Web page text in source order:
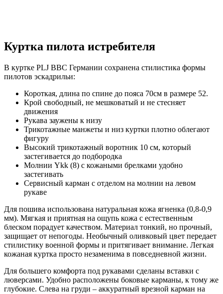
Куртка пилота истребителя
В куртке PLJ ВВС Германии сохранена стилистика формы
пилотов эскадрильи:
Короткая, длина по спине до пояса 70см в размере 52.
Крой свободный, не мешковатый и не стесняет
движения
Рукава заужены к низу
Трикотажные манжеты и низ куртки плотно облегают
фигуру
Высокий трикотажный воротник 10 см, который
застегивается до подбородка
Молнии Ykk (8) с кожаными брелками удобно
застегивать
Сервисный карман с отделом на молнии на левом
рукаве
Для пошива использована натуральная кожа ягненка (0,8-0,9
мм). Мягкая и приятная на ощупь кожа с естественным
блеском порадует качеством. Материал тонкий, но прочный,
защищает от непогоды. Необычный оливковый цвет передает
стилистику военной формы и притягивает внимание. Легкая
кожаная куртка просто незаменима в повседневной жизни.
Для большего комфорта под рукавами сделаны вставки с
люверсами. Удобно расположены боковые карманы, к тому же
глубокие. Слева на груди – аккуратный врезной карман на